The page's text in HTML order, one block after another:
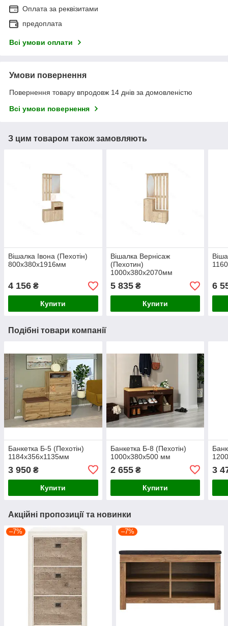
Оплата за реквізитами
предоплата
Всі умови оплати
Умови повернення
Повернення товару впродовж 14 днів за домовленістю
Всі умови повернення
З цим товаром також замовляють
Вішалка Івона (Пехотін)
800х380х1916мм
4 156 ₴
Купити
Вішалка Вернісаж
(Пехотин)
1000х380х2070мм
5 835₴
Купити
6
Подібні товари компанії
Банкетка Б-5 (Пехотін)
1184х356х1135мм
3 950 ₴
Купити
Банкетка Б-8 (Пехотін)
1000х380х500 мм
2 655₴
Купити
3
Акційні пропозиції та новинки
–7% –7%